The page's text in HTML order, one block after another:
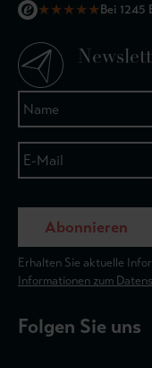
★★★★★Bei 1245
Abonnieren
Erhalten Sie aktuelle
Informationen zum
Folgen Sie uns